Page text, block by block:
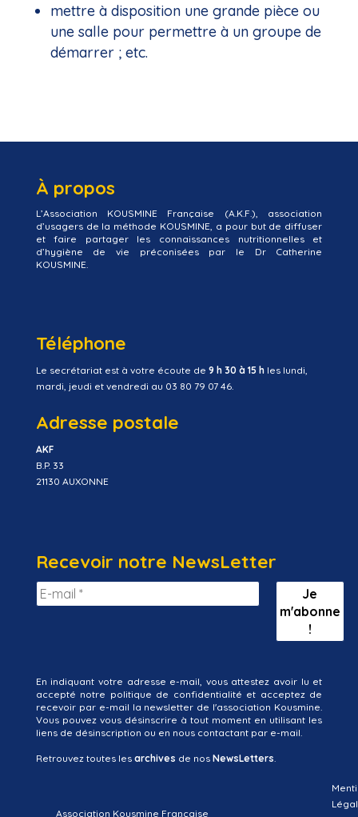
mettre à disposition une grande pièce ou
une salle pour permettre à un groupe de
démarrer ; etc.
À propos
L’Association KOUSMINE Française (A.K.F.), association
d’usagers de la méthode KOUSMINE, a pour but de diffuser
et faire partager les connaissances nutritionnelles et
d’hygiène de vie préconisées par le Dr Catherine
KOUSMINE.
Association Kousmine Française
Téléphone
Le secrétariat est à votre écoute de 9 h 30 à 15 hles lundi,
mardi, jeudi et vendredi au 03 80 79 07 46.
Adresse postale
AKF
B.P. 33
21130 AUXONNE
Recevoir notre NewsLetter
En indiquant votre adresse e-mail, vous attestez avoir lu et
accepté notre politique de confidentialité et acceptez de
recevoir par e-mail la newsletter de l'association Kousmine.
Vous pouvez vous désinscrire à tout moment en utilisant les
liens de désinscription ou en nous contactant par e-mail.
Retrouvez toutes les archives de nos NewsLetters.